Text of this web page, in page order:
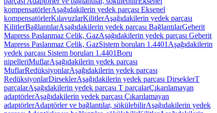
kompensatörlerAşağıdakilerin yedek parçası Eksenel
kompensatörlerKılavuzlarKilitlerAşağıdakilerin yedek parçası
KilitlerBağlantılarAşağıdakilerin yedek parçası BağlantılarGeberit
Mapress Paslanmaz Çelik, GazAşağıdakilerin yedek parçası Geberit
Mapress Paslanmaz Çelik, GazSistem boruları 1.4401 Aşağıdakilerin
yedek parçası Sistem boruları 1.4401Boru
nipelleriMuflarAşağıdakilerin yedek parçası
MuflarRedüksiyonlarAşağıdakilerin yedek parçası
RedüksiyonlarDirseklerAşağıdakilerin yedek parçası DirseklerT
parçalarAşağıdakilerin yedek parçası T parçalarÇıkarılamayan
adaptörlerAşağıdakilerin yedek parçası Çıkarılamayan
adaptörlerAdaptörler ve bağlantılar, sökülebilirAşağıdakilerin yedek